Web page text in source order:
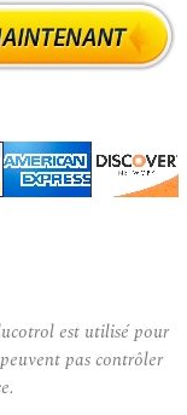
est utilisé pour
pas contrôler